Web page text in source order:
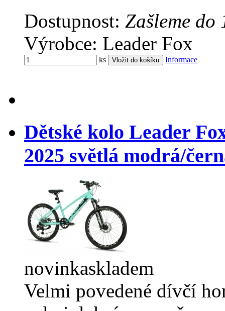
Dostupnost: Zašleme do
Výrobce: Leader Fox
ks Informace
Dětské kolo Leader
2025 světlá modrá/
novinkaskladem
Velmi povedené dívčí